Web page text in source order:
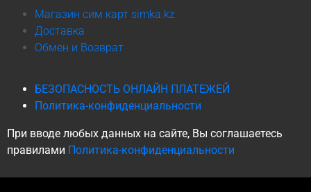
Магазин сим карт simka.kz
Доставка
Обмен и Возврат
БЕЗОПАСНОСТЬ ОНЛАЙН ПЛАТЕЖЕЙ
Политика-конфиденциальности
При вводе любых данных на сайте, Вы соглашаетесь
правилами Политика-конфиденциальности